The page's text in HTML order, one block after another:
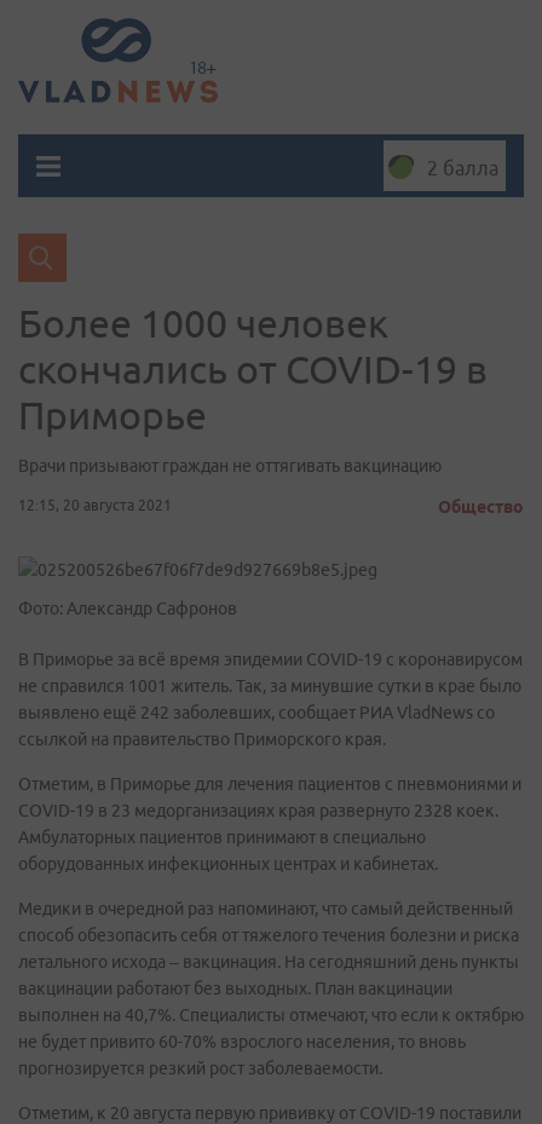
2 балла
Более 1000 человек
скончались от COVID-19 в
Приморье
Врачи призывают граждан не оттягивать вакцинацию
12:15, 20 августа 2021 Общество
Фото: Александр Сафронов
В Приморье за всё время эпидемии COVID-19 с коронавирусом
не справился 1001 житель. Так, за минувшие сутки в крае было
выявлено ещё 242 заболевших, сообщает РИА VladNews со
ссылкой на правительство Приморского края.
Отметим, в Приморье для лечения пациентов с пневмониями и
COVID-19 в 23 медорганизациях края развернуто 2328 коек.
Амбулаторных пациентов принимают в специально
оборудованных инфекционных центрах и кабинетах.
Медики в очередной раз напоминают, что самый действенный
способ обезопасить себя от тяжелого течения болезни и риска
летального исхода – вакцинация. На сегодняшний день пункты
вакцинации работают без выходных. План вакцинации
выполнен на 40,7%. Специалисты отмечают, что если к октябрю
не будет привито 60-70% взрослого населения, то вновь
прогнозируется резкий рост заболеваемости.
Отметим, к 20 августа первую прививку от COVID-19 поставили